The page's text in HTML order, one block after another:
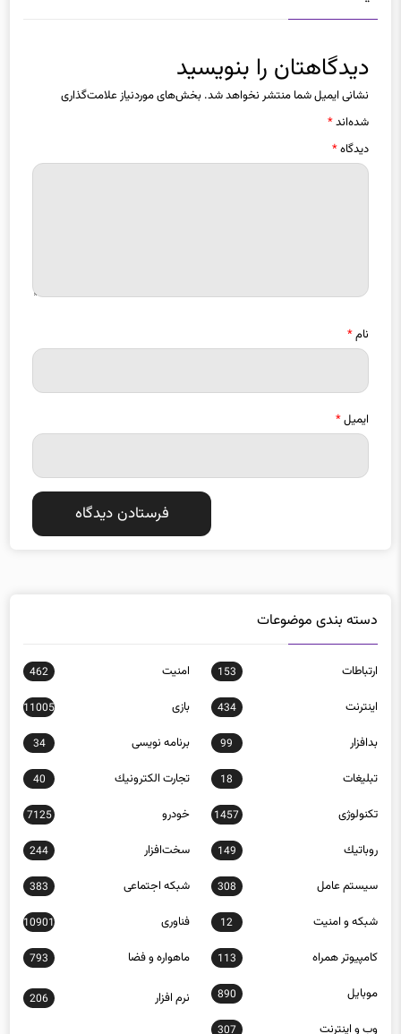
نشانی ایمیل شما منتشر نخواهد شد.بخش‌های موردنیاز علامت‌گذاری
شده‌اند*
دیدگاه*
ایمیل*
ارتباطات
اينترنت 434 بازی 11005
بدافزار 99 برنامه نويسی 34
تبلیغات 18 تجارت الكترونيك 40
تکنولوژی 1457 خودرو 7125
روباتيك 149 سخت‌افزار 244
سيستم عامل 308 شبكه اجتماعی 383
شبكه و امنيت 12 فناوری 10901
كامپيوتر همراه 113 ماهواره و فضا 793
موبايل 890
206
وب و اينترنت 307